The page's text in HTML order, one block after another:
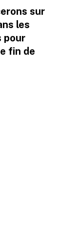
sur
les
pour
fin de